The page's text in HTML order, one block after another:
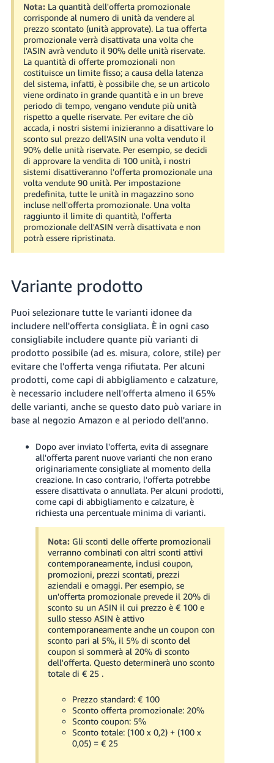
Nota: La quantità dell'offerta promozionale
corrisponde al numero di unità da vendere al
prezzo scontato (unità approvate). La tua offerta
promozionale verrà disattivata una volta che
l'ASIN avrà venduto il 90% delle unità riservate.
La quantità di offerte promozionali non
costituisce un limite fisso; a causa della latenza
del sistema, infatti, è possibile che, se un articolo
viene ordinato in grande quantità e in un breve
periodo di tempo, vengano vendute più unità
rispetto a quelle riservate. Per evitare che ciò
accada, i nostri sistemi inizieranno a disattivare lo
sconto sul prezzo dell'ASIN una volta venduto il
90% delle unità riservate. Per esempio, se decidi
di approvare la vendita di 100 unità, i nostri
sistemi disattiveranno l'offerta promozionale una
volta vendute 90 unità. Per impostazione
predefinita, tutte le unità in magazzino sono
incluse nell'offerta promozionale. Una volta
raggiunto il limite di quantità, l'offerta
promozionale dell'ASIN verrà disattivata e non
potrà essere ripristinata.
Variante prodotto
Puoi selezionare tutte le varianti idonee da
includere nell'offerta consigliata. È in ogni caso
consigliabile includere quante più varianti di
prodotto possibile (ad es. misura, colore, stile) per
evitare che l'offerta venga rifiutata. Per alcuni
prodotti, come capi di abbigliamento e calzature,
è necessario includere nell'offerta almeno il 65%
delle varianti, anche se questo dato può variare in
base al negozio Amazon e al periodo dell'anno.
Dopo aver inviato l'offerta, evita di assegnare
all'offerta parent nuove varianti che non erano
originariamente consigliate al momento della
creazione. In caso contrario, l'offerta potrebbe
essere disattivata o annullata. Per alcuni prodotti,
come capi di abbigliamento e calzature, è
richiesta una percentuale minima di varianti.
Nota: Gli sconti delle offerte promozionali
verranno combinati con altri sconti attivi
contemporaneamente, inclusi coupon,
promozioni, prezzi scontati, prezzi
aziendali e omaggi. Per esempio, se
un'offerta promozionale prevede il 20% di
sconto su un ASIN il cui prezzo è € 100e
sullo stesso ASIN è attivo
contemporaneamente anche un coupon con
sconto pari al 5%, il 5% di sconto del
coupon si sommerà al 20% di sconto
dell'offerta. Questo determinerà uno sconto
totale di € 25.
Prezzo standard: € 100
Sconto offerta promozionale: 20%
Sconto coupon: 5%
Sconto totale: (100 x 0,2) + (100 x
0,05) = € 25